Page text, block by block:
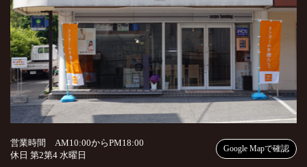
営業時間 AM10:00からPM18:00
休日 第2第4 水曜日
Google Mapで確認